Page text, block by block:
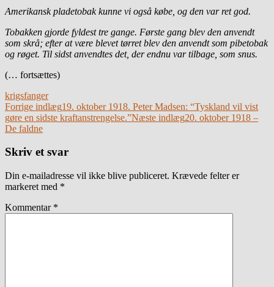
Amerikansk pladetobak kunne vi også købe, og den var ret god.
Tobakken gjorde fyldest tre gange. Første gang blev den anvendt
som skrå; efter at være blevet tørret blev den anvendt som pibetobak
og røget. Til sidst anvendtes det, der endnu var tilbage, som snus.
(… fortsættes)
krigsfanger
Indlægsnavigation
Forrige indlæg19. oktober 1918. Peter Madsen: “Tyskland vil vist
gøre en sidste kraftanstrengelse.”Næste indlæg20. oktober 1918 –
De faldne
Skriv et svar
Din e-mailadresse vil ikke blive publiceret. Krævede felter er
markeret med *
Kommentar *